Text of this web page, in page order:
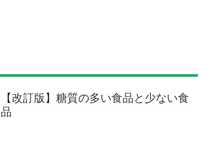
【改訂版】糖質の多い食品と少ない食
品